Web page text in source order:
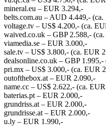
mineral.eu – EUR 3.294,-
belts.com.au – AUD 4.449,-
voltage.tv – US$ 4.200,- (ca.
waived.co.uk – GBP 2.588,-
viamedia.se – EUR 3.000,-
sale.tv – US$ 3.800,- (ca. EUR
dealsonline.co.uk – GBP
pri.mx – US$ 3.000,- (ca. EUR
outofthebox.at – EUR 2.090,-
name.cc – US$ 2.622,- (ca.
baterias.pt – EUR 2.000,-
grundriss.at – EUR 2.000,-
grundrisse.at – EUR 2.000,-
u.ly – EUR 1.990,-